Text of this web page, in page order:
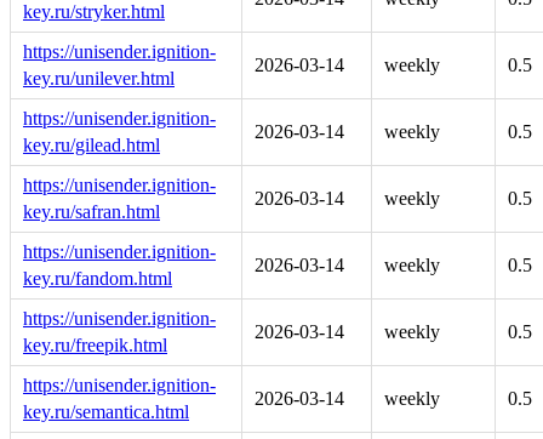
key.ru/stryker.html
https://unisender.ignition-
key.ru/unilever.html
2026-03-14 weekly 0.5
https://unisender.ignition-
key.ru/gilead.html
2026-03-14 weekly 0.5
https://unisender.ignition-
key.ru/safran.html
2026-03-14 weekly 0.5
https://unisender.ignition-
key.ru/fandom.html
2026-03-14 weekly 0.5
https://unisender.ignition-
key.ru/freepik.html
2026-03-14 weekly 0.5
https://unisender.ignition-
key.ru/semantica.html
2026-03-14 weekly 0.5